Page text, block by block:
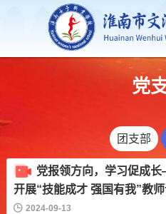
党
团支部
党报领方向，学习促成
开展“技能成才 强国有我”教
2024-09-13